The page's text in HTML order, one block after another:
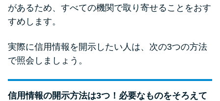
があるため、すべての機関で取り寄せることをおす
すめします。
実際に信用情報を開示したい人は、次の3つの方法
で照会しましょう。
信用情報の開示方法は3つ！必要なものをそろえて